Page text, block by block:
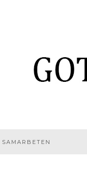
SAMARBETEN